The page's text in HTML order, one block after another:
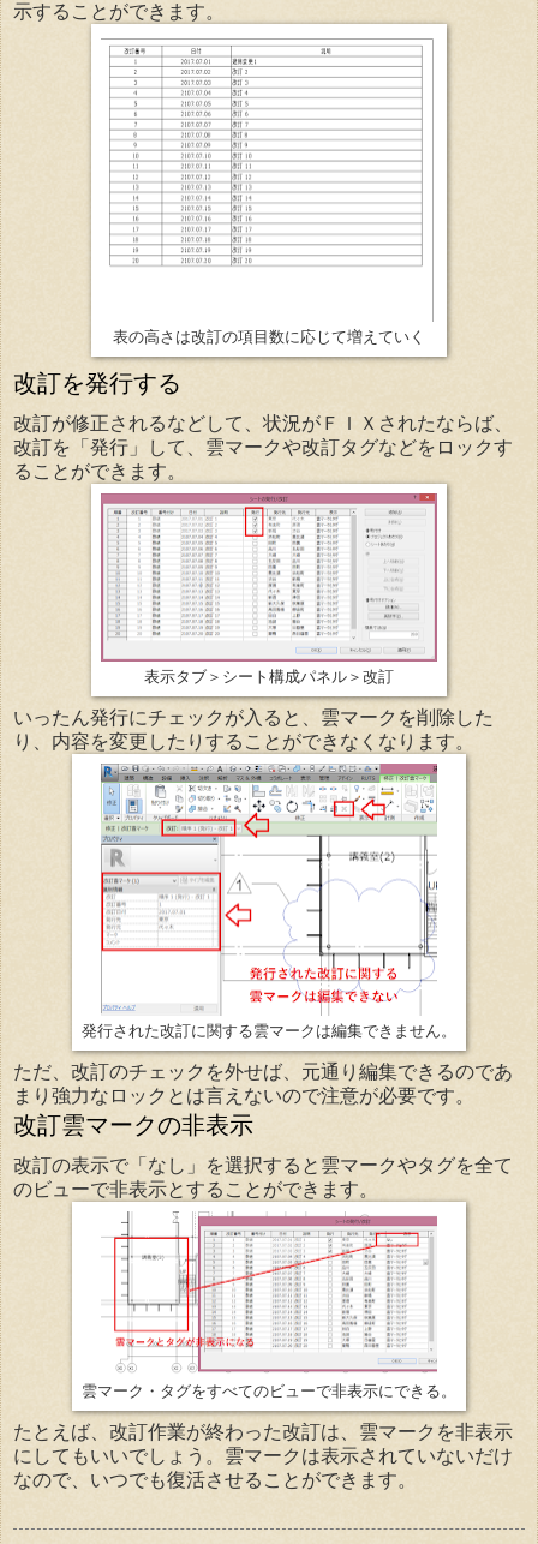
示することができます。
表の高さは改訂の項目数に応じて増えていく
改訂を発行する
改訂が修正されるなどして、状況がＦＩＸされたならば、
改訂を「発行」して、雲マークや改訂タグなどをロックす
ることができます。
表示タブ＞シート構成パネル＞改訂
いったん発行にチェックが入ると、雲マークを削除した
り、内容を変更したりすることができなくなります。
発行された改訂に関する雲マークは編集できません。
ただ、改訂のチェックを外せば、元通り編集できるのであ
まり強力なロックとは言えないので注意が必要です。
改訂雲マークの非表示
改訂の表示で「なし」を選択すると雲マークやタグを全て
のビューで非表示とすることができます。
雲マーク・タグをすべてのビューで非表示にできる。
たとえば、改訂作業が終わった改訂は、雲マークを非表示
にしてもいいでしょう。雲マークは表示されていないだけ
なので、いつでも復活させることができます。